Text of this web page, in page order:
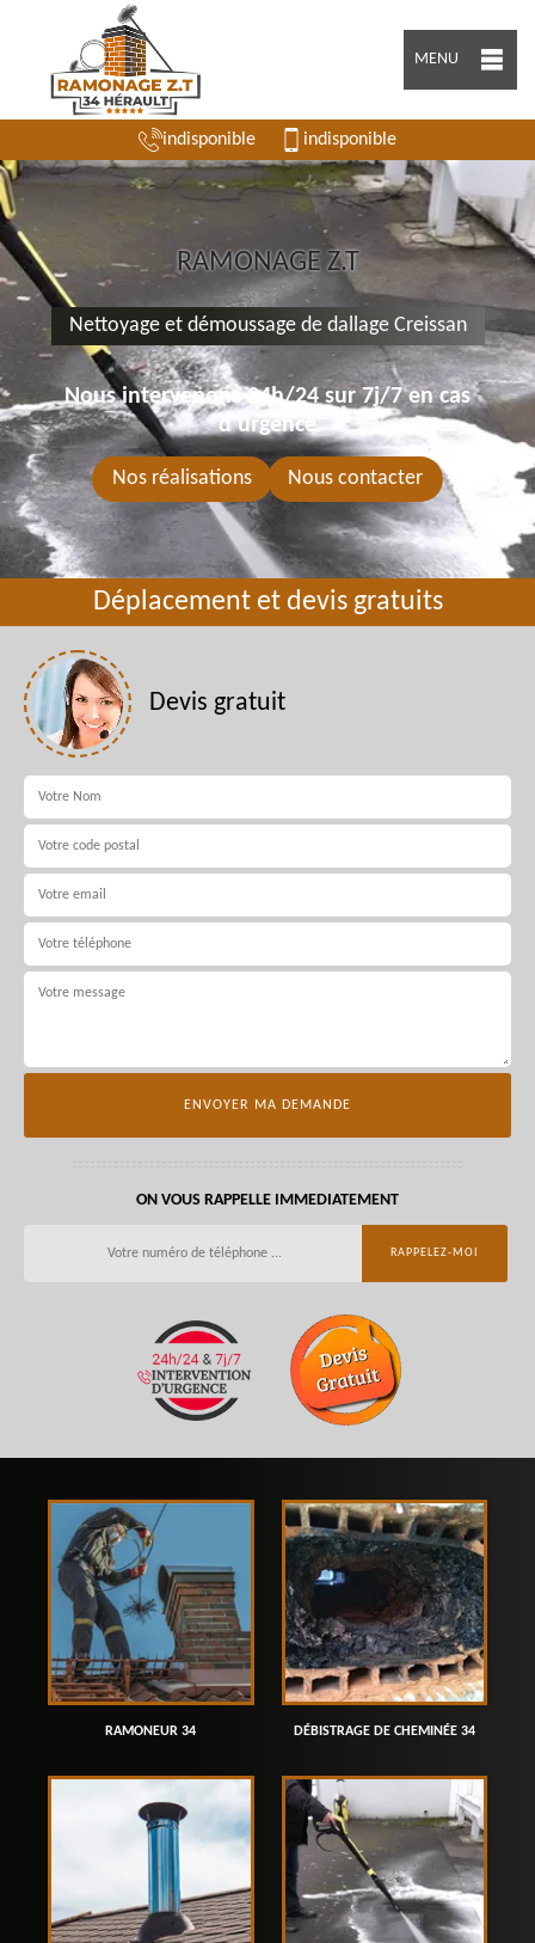
MENU
indisponible indisponible
RAMONAGE Z.T
Nettoyage et démoussage de dallage Creissan
Nous intervenons 24h/24 sur 7j/7 en cas
d'urgence
Nos réalisations Nous contacter
Déplacement et devis gratuits
Devis gratuit
ON VOUS RAPPELLE IMMEDIATEMENT
RAMONEUR 34 DÉBISTRAGE DE CHEMINÉE 34